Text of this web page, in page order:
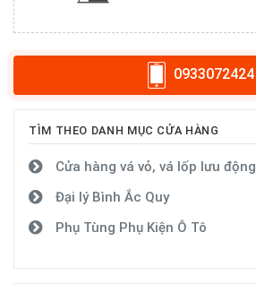
0933072424
TÌM THEO DANH MỤC CỬA HÀNG
Cửa hàng vá vỏ, vá lốp lưu động
Đại lý Bình Ắc Quy
Phụ Tùng Phụ Kiện Ô Tô